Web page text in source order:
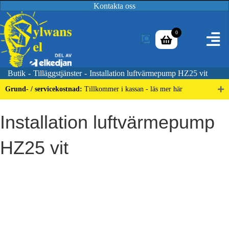
Kontakta oss
0
Butik - Tilläggstjänster - Installation luftvärmepump HZ25 vit
Grund- / servicekostnad: Tillkommer i kassan - läs mer här
Installation luftvärmepump
HZ25 vit